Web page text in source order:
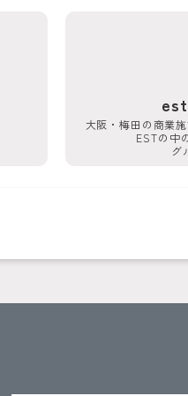
大阪・梅田の商業
ESTの中
グ